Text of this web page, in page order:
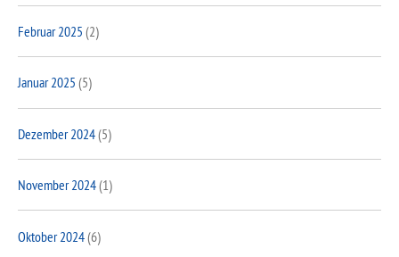
Februar 2025 (2)
Januar 2025 (5)
Dezember 2024(5)
November 2024(1)
Oktober 2024(6)